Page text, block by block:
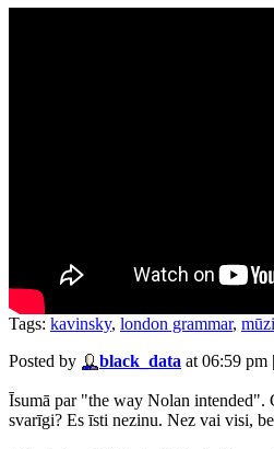
Tags: kavinsky, london grammar,
Posted by
black_data at 06:59 pm |
Īsumā par "the way Nolan
svarīgi? Es īsti nezinu. Nez vai visi,